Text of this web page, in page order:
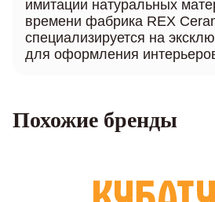
имитации натуральных
времени фабрика REX
специализируется на
для оформления
Похожие бренды